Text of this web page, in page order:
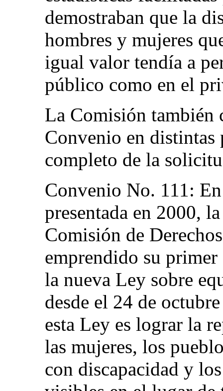
demostraban que la
hombres y mujeres
igual valor tendía a
público como en el
La Comisión también
Convenio en distintas
completo de la
Convenio No. 111:
presentada en 2000,
Comisión de
emprendido su
la nueva Ley sobre
desde el 24 de
esta Ley es lograr la
las mujeres, los
con discapacidad y